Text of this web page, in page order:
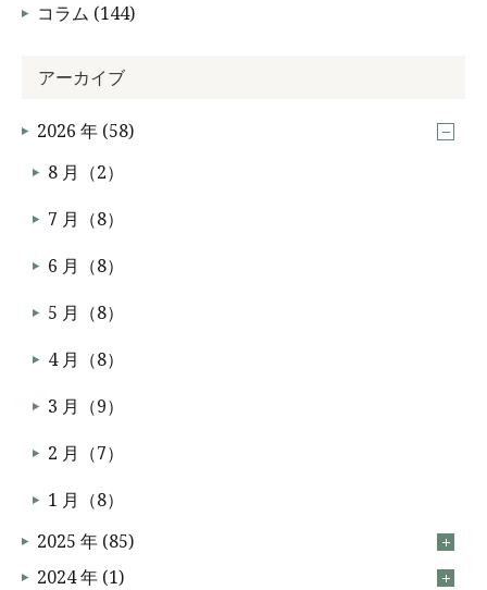
コラム (144)
アーカイブ
2026 年 (58)
8 月（2）
7 月（8）
6 月（8）
5 月（8）
4 月（8）
3 月（9）
2 月（7）
1 月（8）
2025 年 (85)
2024 年 (1)